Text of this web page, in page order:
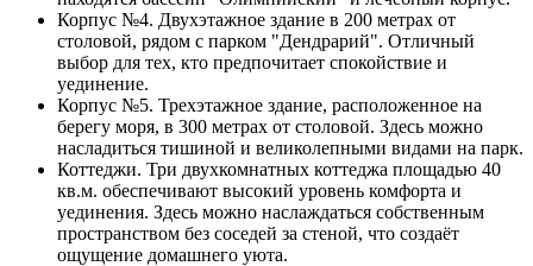
Корпус №4. Двухэтажное здание в 200 метрах от
столовой, рядом с парком "Дендрарий". Отличный
выбор для тех, кто предпочитает спокойствие и
уединение.
Корпус №5. Трехэтажное здание, расположенное на
берегу моря, в 300 метрах от столовой. Здесь можно
насладиться тишиной и великолепными видами на парк.
Коттеджи. Три двухкомнатных коттеджа площадью 40
кв.м. обеспечивают высокий уровень комфорта и
уединения. Здесь можно наслаждаться собственным
пространством без соседей за стеной, что создаёт
ощущение домашнего уюта.